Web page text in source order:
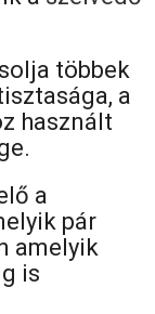
többek
a
használt
a
pár
amelyik
is